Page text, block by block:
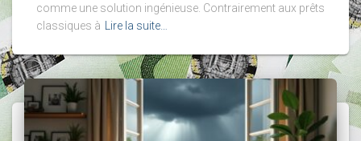
comme une solution ingénieuse. Contrairement aux prêts
classiques à Lire la suite…